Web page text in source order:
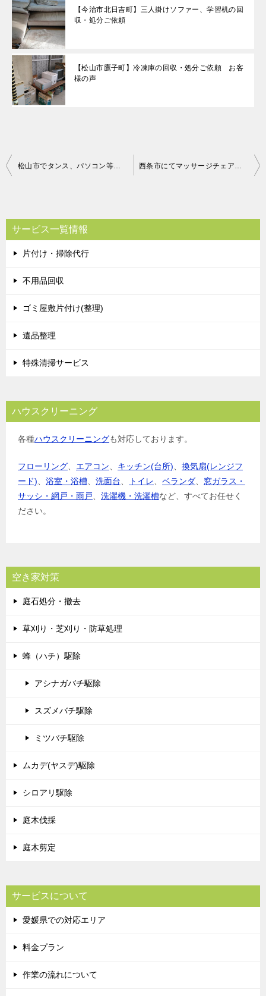
【今治市北日吉町】三人掛けソファー、学習机の回
収・処分ご依頼
【松山市鷹子町】冷凍庫の回収・処分ご依頼 お客
様の声
投
ビ
ゲ
ー
シ
サービス一覧情報
片付け・掃除代行
不用品回収
ゴミ屋敷片付け(整理)
遺品整理
特殊清掃サービス
ハウスクリーニング
各種ハウスクリーニングも対応しております。
フローリング エアコン キッチン(台所)
換気扇(レンジフ
ード)
浴室・浴槽 洗面台 トイレ ベランダ
窓ガラス・
サッシ・網戸・雨戸
洗濯機・洗濯槽など、すべてお任せく
ださい。
空き家対策
庭石処分・撤去
草刈り・芝刈り・防草処理
蜂（ハチ）駆除
アシナガバチ駆除
スズメバチ駆除
ミツバチ駆除
ムカデ(ヤスデ)駆除
シロアリ駆除
庭木伐採
庭木剪定
サービスについて
愛媛県での対応エリア
料金プラン
作業の流れについて